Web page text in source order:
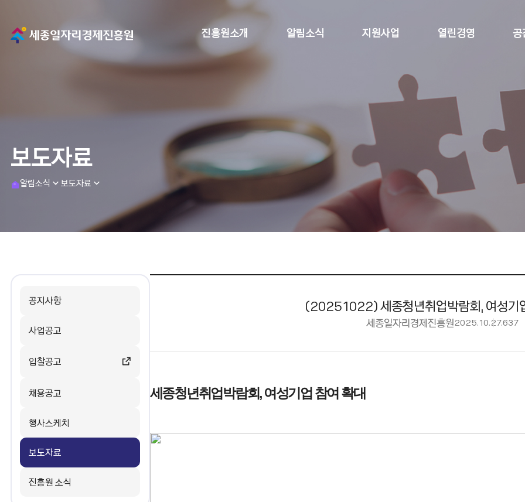
메
인
로
진흥원소개 알림소식 지원사업 열린경영
보도자료
h
알림소식 보도자료
공지사항
사업공고
입찰공고
채용공고
행사스케치
보도자료
진흥원 소식
(20251022) 세종청년취업박람회, 여성기
세종일자리경제진흥원2025.10.27.637
세종청년취업박람회, 여성기업 참여 확대